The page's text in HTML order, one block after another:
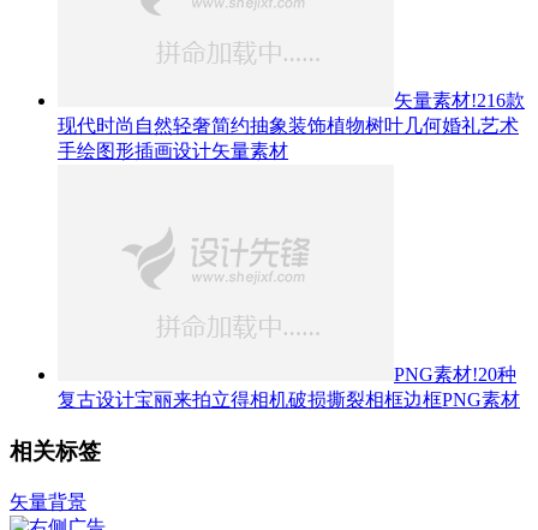
矢量素材!216款
现代时尚自然轻奢简约抽象装饰植物树叶几何婚礼艺术
手绘图形插画设计矢量素材
PNG素材!20种
复古设计宝丽来拍立得相机破损撕裂相框边框PNG素材
相关标签
矢量背景